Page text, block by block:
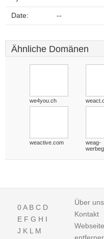
Date: --
Ähnliche Domänen
we4you.ch
weactive.com
weag-
0A B C D
E F G H I
J K L M
Über uns
Kontakt
Webseite